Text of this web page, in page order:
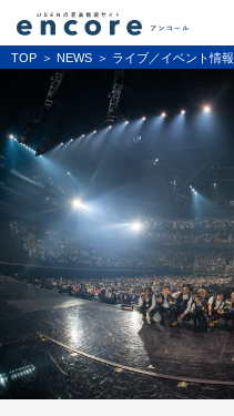
TOP NEWS ライブ／イベント情報